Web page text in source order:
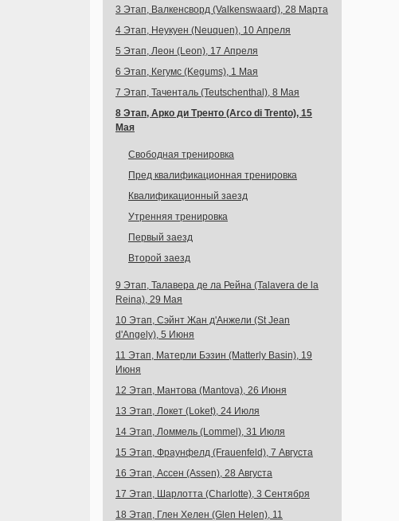
3 Этап, Валкенсворд (Valkenswaard), 28 Марта
4 Этап, Неукуен (Neuquen), 10 Апреля
5 Этап, Леон (Leon), 17 Апреля
6 Этап, Кегумс (Kegums), 1 Мая
7 Этап, Таченталь (Teutschenthal), 8 Мая
8 Этап, Арко ди Тренто (Arco di Trento), 15
Мая
Свободная тренировка
Пред квалификационная тренировка
Квалификационный заезд
Утренняя тренировка
Первый заезд
Второй заезд
9 Этап, Талавера де ла Рейна (Talavera de la
Reina), 29 Мая
10 Этап, Сэйнт Жан д'Анжели (St Jean
d'Angely), 5 Июня
11 Этап, Матерли Бэзин (Matterly Basin), 19
Июня
12 Этап, Мантова (Mantova), 26 Июня
13 Этап, Локет (Loket), 24 Июля
14 Этап, Ломмель (Lommel), 31 Июля
15 Этап, Фраунфелд (Frauenfeld), 7 Августа
16 Этап, Ассен (Assen), 28 Августа
17 Этап, Шарлотта (Charlotte), 3 Сентября
18 Этап, Глен Хелен (Glen Helen), 11